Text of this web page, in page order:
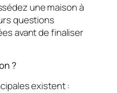
une maison à
questions
avant de finaliser
?
existent :